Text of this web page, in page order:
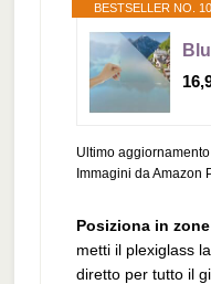
BESTSELLER NO. 10
Ultimo
Immagini da Amazon
Posiziona in
metti il plexiglass
diretto per tutto il